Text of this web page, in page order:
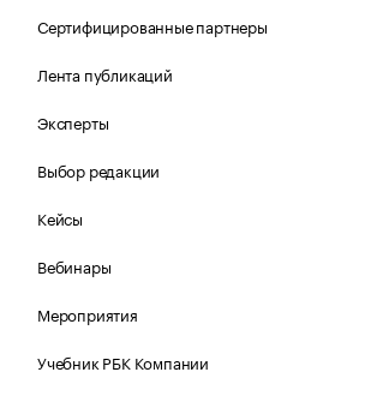
Сертифицированные партнеры
Лента публикаций
Эксперты
Выбор редакции
Кейсы
Вебинары
Мероприятия
Учебник РБК Компании